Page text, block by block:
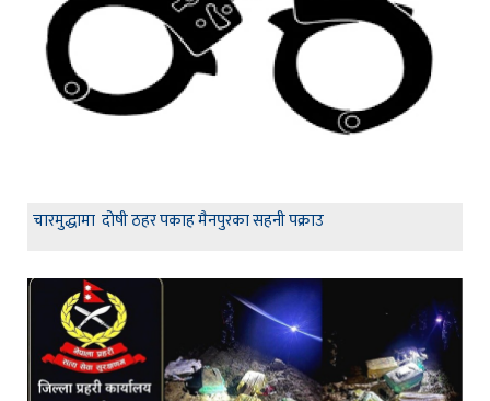
चारमुद्धामा दोषी ठहर पकाह मैनपुरका सहनी पक्राउ